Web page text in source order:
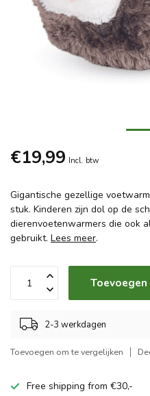
€19,99 Incl. btw
Gigantische gezellige
stuk. Kinderen zijn dol op de
dierenvoetenwarmers die ook
gebruikt. Lees meer.
2-3 werkdagen
Toevoegen om te vergelijken
Free shipping from €30,-